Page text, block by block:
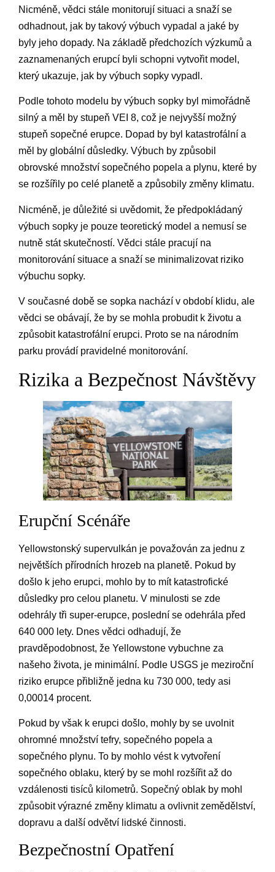
Nicméně, vědci stále monitorují situaci a snaží se
odhadnout, jak by takový výbuch vypadal a jaké by
byly jeho dopady. Na základě předchozích výzkumů a
zaznamenaných erupcí byli schopni vytvořit model,
který ukazuje, jak by výbuch sopky vypadl.
Podle tohoto modelu by výbuch sopky byl mimořádně
silný a měl by stupeň VEI 8, což je nejvyšší možný
stupeň sopečné erupce. Dopad by byl katastrofální a
měl by globální důsledky. Výbuch by způsobil
obrovské množství sopečného popela a plynu, které by
se rozšířily po celé planetě a způsobily změny klimatu.
Nicméně, je důležité si uvědomit, že předpokládaný
výbuch sopky je pouze teoretický model a nemusí se
nutně stát skutečností. Vědci stále pracují na
monitorování situace a snaží se minimalizovat riziko
výbuchu sopky.
V současné době se sopka nachází v období klidu, ale
vědci se obávají, že by se mohla probudit k životu a
způsobit katastrofální erupci. Proto se na národním
parku provádí pravidelné monitorování.
Rizika a Bezpečnost Návštěvy
Erupční Scénáře
Yellowstonský supervulkán je považován za jednu z
největších přírodních hrozeb na planetě. Pokud by
došlo k jeho erupci, mohlo by to mít katastrofické
důsledky pro celou planetu. V minulosti se zde
odehrály tři super-erupce, poslední se odehrála před
640 000 lety. Dnes vědci odhadují, že
pravděpodobnost, že Yellowstone vybuchne za
našeho života, je minimální. Podle USGS je meziroční
riziko erupce přibližně jedna ku 730 000, tedy asi
0,00014 procent.
Pokud by však k erupci došlo, mohly by se uvolnit
ohromné množství tefry, sopečného popela a
sopečného plynu. To by mohlo vést k vytvoření
sopečného oblaku, který by se mohl rozšířit až do
vzdálenosti tisíců kilometrů. Sopečný oblak by mohl
způsobit výrazné změny klimatu a ovlivnit zemědělství,
dopravu a další odvětví lidské činnosti.
Bezpečnostní Opatření